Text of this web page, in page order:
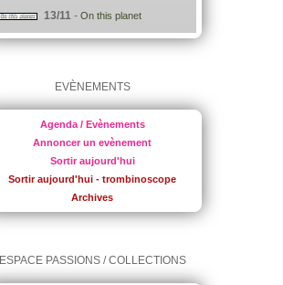
13/11 - On this planet
EVÈNEMENTS
Agenda / Evènements
Annoncer un evènement
Sortir aujourd'hui
Sortir aujourd'hui - trombinoscope
Archives
ESPACE PASSIONS / COLLECTIONS